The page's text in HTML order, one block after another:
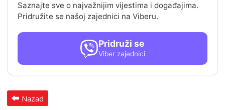
Saznajte sve o najvažnijim vijestima i događajima.
Pridružite se našoj zajednici na Viberu.
Pridruži se
Viber zajednici
Nazad